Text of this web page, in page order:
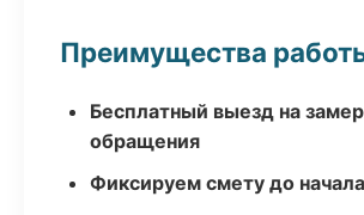
Преимущества
Бесплатный выезд на
обращения
Фиксируем смету до